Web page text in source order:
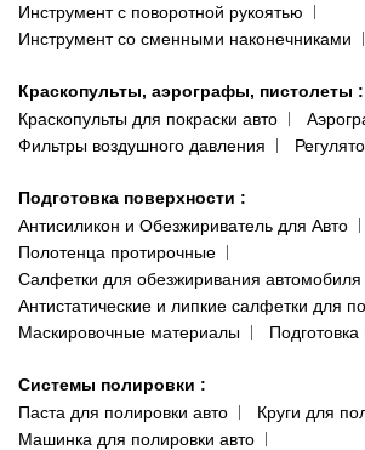
Инструмент с поворотной рукоятью
Инструмент со сменными наконечниками
Краскопульты, аэрографы, пистолеты :
Краскопульты для покраски авто
Фильтры воздушного давления
Подготовка поверхности :
Антисиликон и Обезжириватель для Авто
Полотенца протирочные
Салфетки для обезжиривания автомобиля
Антистатические и липкие салфетки для
Маскировочные материалы
Системы полировки :
Паста для полировки авто
Круги для
Машинка для полировки авто